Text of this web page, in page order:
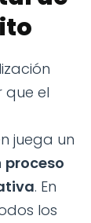
que el
juega un
proceso
. En
los